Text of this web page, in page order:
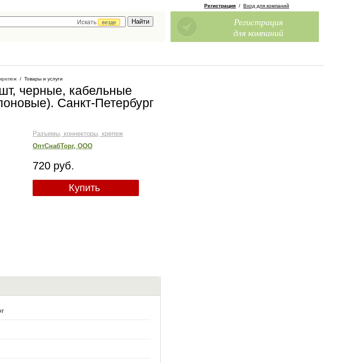
Искать
везде
Регистрация / Вход для компаний
Регистрация
для компаний
/ Товары и услуги
черные, кабельные
. Санкт-Петербург
Разъемы, коннекторы, крепеж
ОптСнабТорг, ООО
720 руб.
Купить